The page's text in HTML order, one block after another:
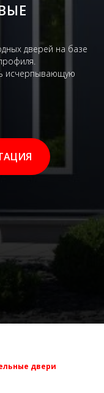
дверей на базе
исчерпывающую
двери